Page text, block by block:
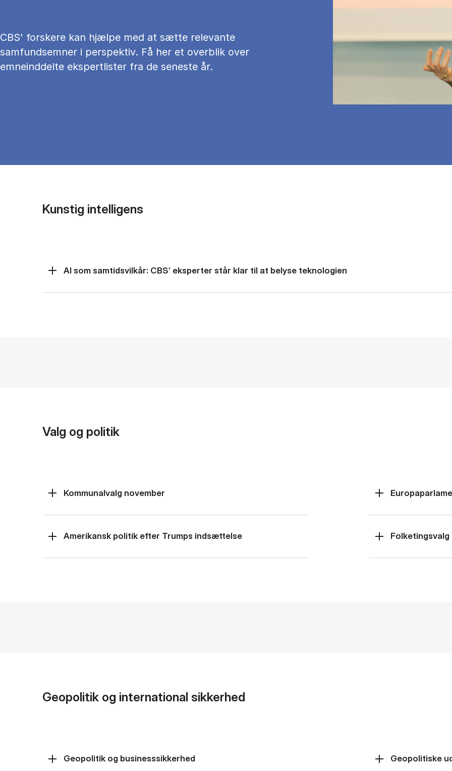
CBS' forskere kan hjælpe med at sætte relevante
samfundsemner i perspektiv. Få her et overblik over
emneinddelte ekspertlister fra de seneste år.
Kunstig intelligens
AI som samtidsvilkår: CBS’ eksperter står klar til at belyse teknologien
Valg og politik
Kommunalvalg november
Amerikansk politik efter Trumps indsættelse Folketingsvalg
Geopolitik og international sikkerhed
Geopolitik og businesssikkerhed Geopolitiske